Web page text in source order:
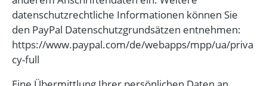
datenschutzrechtliche Informationen können Sie
den PayPal Datenschutzgrundsätzen entnehmen:
https://www.paypal.com/de/webapps/mpp/ua/priva
cy-full